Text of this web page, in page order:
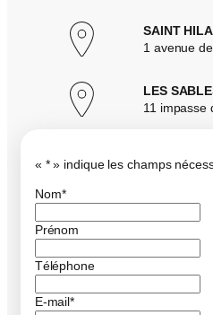
SAINT
1 avenue
LES
11 impasse
« *» indique les champs
Nom*
Prénom
Téléphone
E-mail*